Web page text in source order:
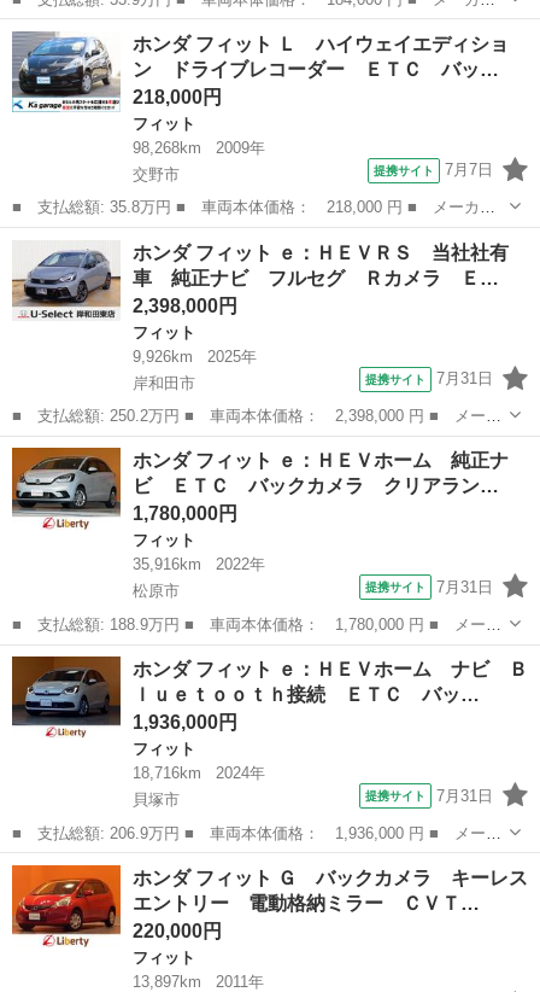
名： ホンダ ■ 車種名： フィット ■ グレード名： Ｇ・１０ｔ
ｈアニバーサリー ナビ ＴＶ ＥＴＣ バックカメラ スマートキ
ー 電動格納...
大阪 フィット
ホンダ フィット Ｌ ハイウェイエディショ
ン ドライブレコーダー ＥＴＣ バッ…
218,000円
フィット
98,268km
2009年
交野市
提携サイト 7月7日
■ 支払総額: 35.8万円 ■ 車両本体価格： 218,000 円 ■ メーカー
名： ホンダ ■ 車種名： フィット ■ グレード名： Ｌ ハイウ
ェイエディション ドライブレコーダー ＥＴＣ バックカメラ ナ
ビ ＴＶ Ｈ...
大阪 交野市 フィット
ホンダ フィット ｅ：ＨＥＶＲＳ 当社社有
車 純正ナビ フルセグ Ｒカメラ Ｅ…
2,398,000円
フィット
9,926km
2025年
岸和田市
提携サイト 7月31日
■ 支払総額: 250.2万円 ■ 車両本体価格： 2,398,000 円 ■ メーカ
ー名： ホンダ ■ 車種名： フィット ■ グレード名： ｅ：ＨＥ
ＶＲＳ 当社社有車 純正ナビ フルセグ Ｒカメラ ＥＴＣ ＵＳ
Ｂ接続 ...
大阪 岸和田市 フィット
ホンダ フィット ｅ：ＨＥＶホーム 純正ナ
ビ ＥＴＣ バックカメラ クリアラン…
1,780,000円
フィット
35,916km
2022年
松原市
提携サイト 7月31日
■ 支払総額: 188.9万円 ■ 車両本体価格： 1,780,000 円 ■ メーカ
ー名： ホンダ ■ 車種名： フィット ■ グレード名： ｅ：ＨＥ
Ｖホーム 純正ナビ ＥＴＣ バックカメラ クリアランスソナー
オートク...
大阪 松原市 フィット
ホンダ フィット ｅ：ＨＥＶホーム ナビ Ｂ
ｌｕｅｔｏｏｔｈ接続 ＥＴＣ バッ…
1,936,000円
フィット
18,716km
2024年
貝塚市
提携サイト 7月31日
■ 支払総額: 206.9万円 ■ 車両本体価格： 1,936,000 円 ■ メーカ
ー名： ホンダ ■ 車種名： フィット ■ グレード名： ｅ：ＨＥ
Ｖホーム ナビ Ｂｌｕｅｔｏｏｔｈ接続 ＥＴＣ バックカメラ
クリアラ...
大阪 貝塚市 フィット
ホンダ フィット Ｇ バックカメラ キーレス
エントリー 電動格納ミラー ＣＶＴ…
220,000円
フィット
13,897km
2011年